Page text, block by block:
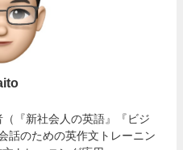
『新社会人の英語』『ビジ
話のための英作文トレーニン